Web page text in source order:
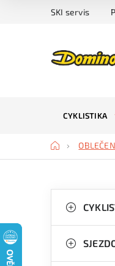
SKI servis
CYKLISTIKA
Domů
o
kategorie
e